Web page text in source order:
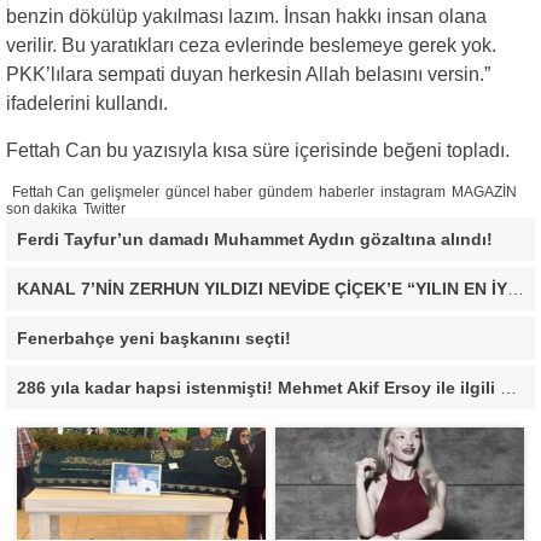
benzin dökülüp yakılması lazım. İnsan hakkı insan olana
verilir. Bu yaratıkları ceza evlerinde beslemeye gerek yok.
PKK’lılara sempati duyan herkesin Allah belasını versin.”
ifadelerini kullandı.
Fettah Can bu yazısıyla kısa süre içerisinde beğeni topladı.
Fettah Can gelişmeler güncel haber gündem haberler instagram MAGAZİN
son dakika Twitter
Ferdi Tayfur’un damadı Muhammet Aydın gözaltına alındı!
KANAL 7’NİN ZERHUN YILDIZI NEVİDE ÇİÇEK’E “YILIN EN İYİ ÇIKIŞ YAPAN KADIN OYUNCUSU” ÖDÜLÜ!
Fenerbahçe yeni başkanını seçti!